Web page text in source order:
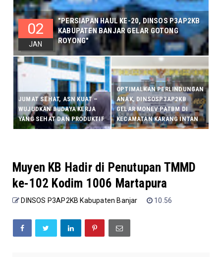
"PERSIAPAN HAUL KE-20, DINSOS P3AP2KB
KABUPATEN BANJAR GELAR GOTONG
ROYONG"
02
JAN
JUMAT SEHAT, ASN KUAT –
WUJUDKAN BUDAYA KERJA
YANG SEHAT DAN PRODUKTIF
OPTIMALKAN PERLINDUNGAN
ANAK, DINSOSP3AP2KB
GELAR MONEV PATBM DI
KECAMATAN KARANG INTAN
Muyen KB Hadir di Penutupan TMMD
ke-102 Kodim 1006 Martapura
DINSOS P3AP2KB Kabupaten Banjar 10.56